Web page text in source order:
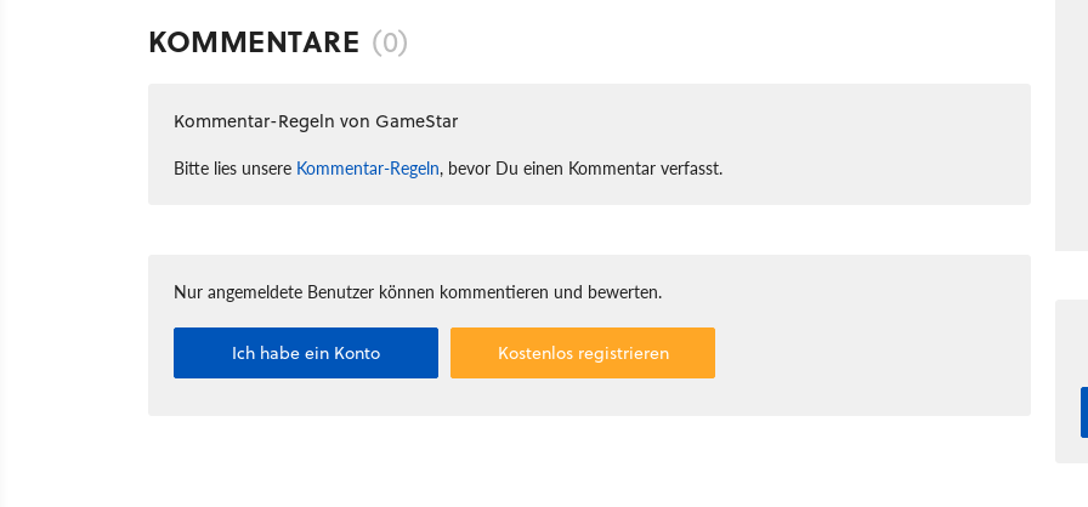
KOMMENTARE (0)
Kommentar-Regeln von GameStar
Bitte lies unsere Kommentar-Regeln, bevor Du einen Kommentar verfasst.
Nur angemeldete Benutzer können kommentieren und bewerten.
Ich habe ein Konto Kostenlos registrieren